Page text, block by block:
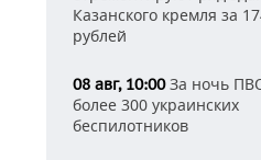
Казанского кремля за
рублей
08 авг, 10:00За ночь
более 300 украинских
беспилотников